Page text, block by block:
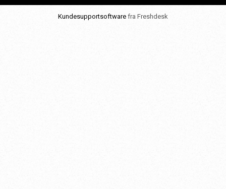
Kundesupportsoftware fra Freshdesk